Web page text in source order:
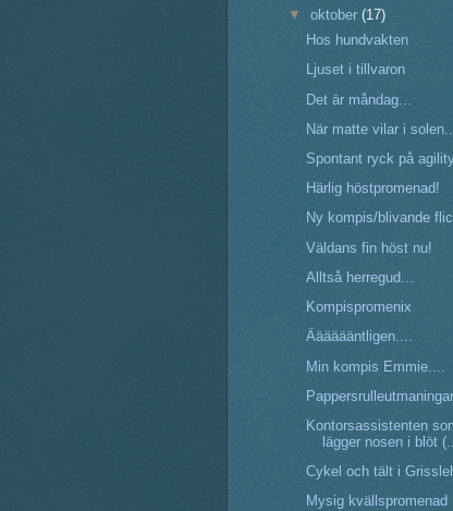
▼oktober(17)
Hos hundvakten
Ljuset i tillvaron
Det är måndag...
När matte vilar i solen...
Spontant ryck på
Härlig höstpromenad!
Ny kompis/blivande
Väldans fin höst nu!
Alltså herregud...
Kompispromenix
Ääääääntligen....
Min kompis Emmie....
Kontorsassistenten
lägger nosen i blöt (...
Cykel och tält i
Mysig kvällspromenad